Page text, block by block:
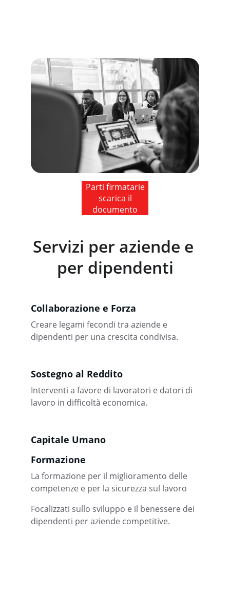
Parti firmatarie
scarica il
documento
Servizi per aziende e
per dipendenti
Sostegno al Reddito
Interventi a favore di lavoratori e datori di
lavoro in difficoltà economica.
Capitale Umano
La formazione per il miglioramento delle
competenze e per la sicurezza sul lavoro
Collaborazione e Forza
Creare legami fecondi tra aziende e
dipendenti per una crescita condivisa.
Formazione
Focalizzati sullo sviluppo e il benessere dei
dipendenti per aziende competitive.